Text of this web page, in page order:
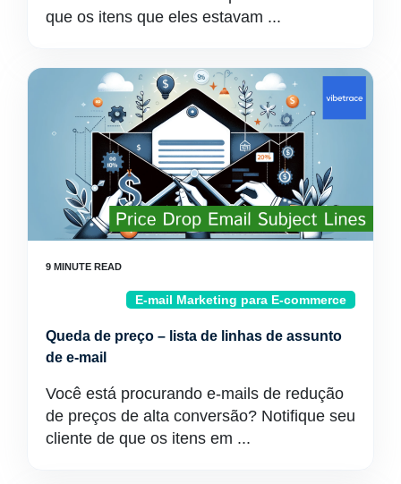
que os itens que eles estavam ...
E-mail Marketing para E-commerce
Queda de preço – lista de linhas de assunto
de e-mail
Você está procurando e-mails de redução
de preços de alta conversão? Notifique seu
cliente de que os itens em ...